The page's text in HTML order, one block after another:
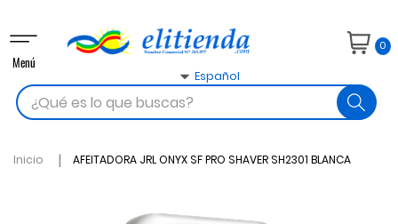
Navegación
de
palanca
Menú
0
Español

Inicio AFEITADORA JRL ONYX SF PRO SHAVER SH2301 BLANCA